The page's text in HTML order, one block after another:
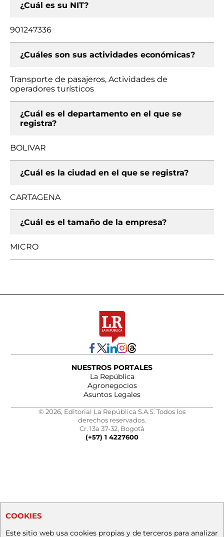
¿Cuál es su NIT?
901247336
¿Cuáles son sus actividades económicas?
Transporte de pasajeros, Actividades de
operadores turísticos
¿Cuál es el departamento en el que se
registra?
BOLIVAR
¿Cuál es la ciudad en el que se registra?
CARTAGENA
¿Cuál es el tamaño de la empresa?
MICRO
NUESTROS PORTALES
La República
Agronegocios
Asuntos Legales
© 2026, Editorial La República S.A.S. Todos los
derechos reservados.
Cr. 13a 37-32, Bogotá
(+57) 1 4227600
COOKIES
Este sitio web usa cookies propias y de terceros para analizar